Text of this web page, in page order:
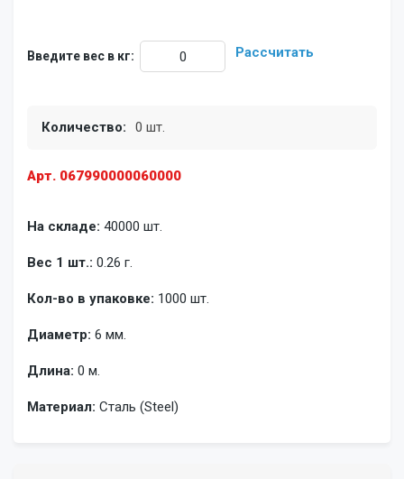
Арт. 067990000060000
На складе: 40000 шт.
Вес 1 шт.: 0.26 г.
Кол-во в упаковке: 1000 шт.
Диаметр: 6 мм.
Длина: 0 м.
Материал: Сталь (Steel)
Введите вес в кг: Рассчитать
Количество: 0 шт.